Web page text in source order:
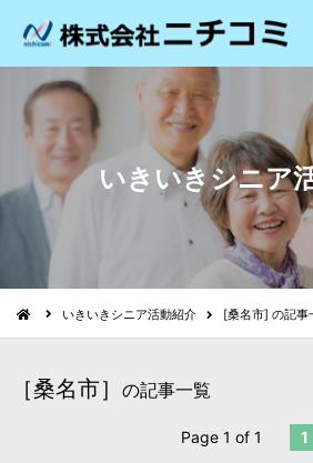
いきいきシニア
いきいきシニア活動紹介 [桑名市] の記事
［桑名市］ の記事一覧
Page 1 of 1 1